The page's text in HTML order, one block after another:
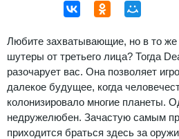
Любите захватывающие, но в то
шутеры от третьего лица? Тогда
разочарует вас. Она позволяет
далекое будущее, когда
колонизировало многие планеты.
недружелюбен. Зачастую самым
приходится браться здесь за